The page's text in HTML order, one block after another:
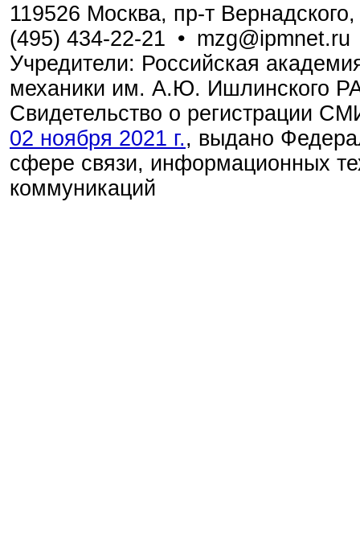
119526 Москва, пр-т
(495) 434-22-21 • mzg@ipmnet.ru
Учредители: Российская
механики им. А.Ю. Ишлинского
Свидетельство о регистрации
02 ноября 2021 г., выдано
сфере связи, информационных
коммуникаций